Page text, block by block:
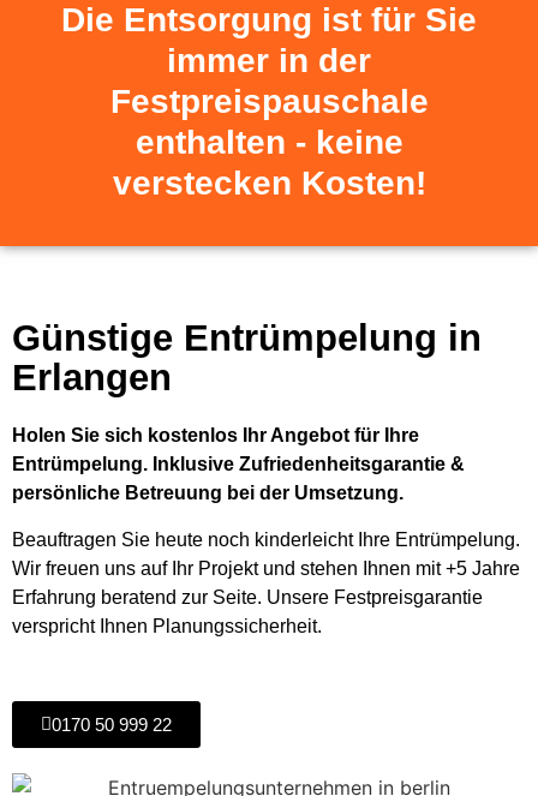
Die Entsorgung ist für Sie
immer in der
Festpreispauschale
enthalten - keine
verstecken Kosten!
Günstige Entrümpelung in
Erlangen
Holen Sie sich kostenlos Ihr Angebot für Ihre
Entrümpelung. Inklusive Zufriedenheitsgarantie &
persönliche Betreuung bei der Umsetzung.
Beauftragen Sie heute noch kinderleicht Ihre Entrümpelung.
Wir freuen uns auf Ihr Projekt und stehen Ihnen mit +5 Jahre
Erfahrung beratend zur Seite. Unsere Festpreisgarantie
verspricht Ihnen Planungssicherheit.
0170 50 999 22